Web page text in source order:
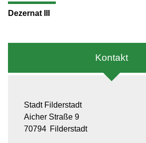
Dezernat III
Kontakt
Stadt Filderstadt
Aicher Straße 9
70794 Filderstadt